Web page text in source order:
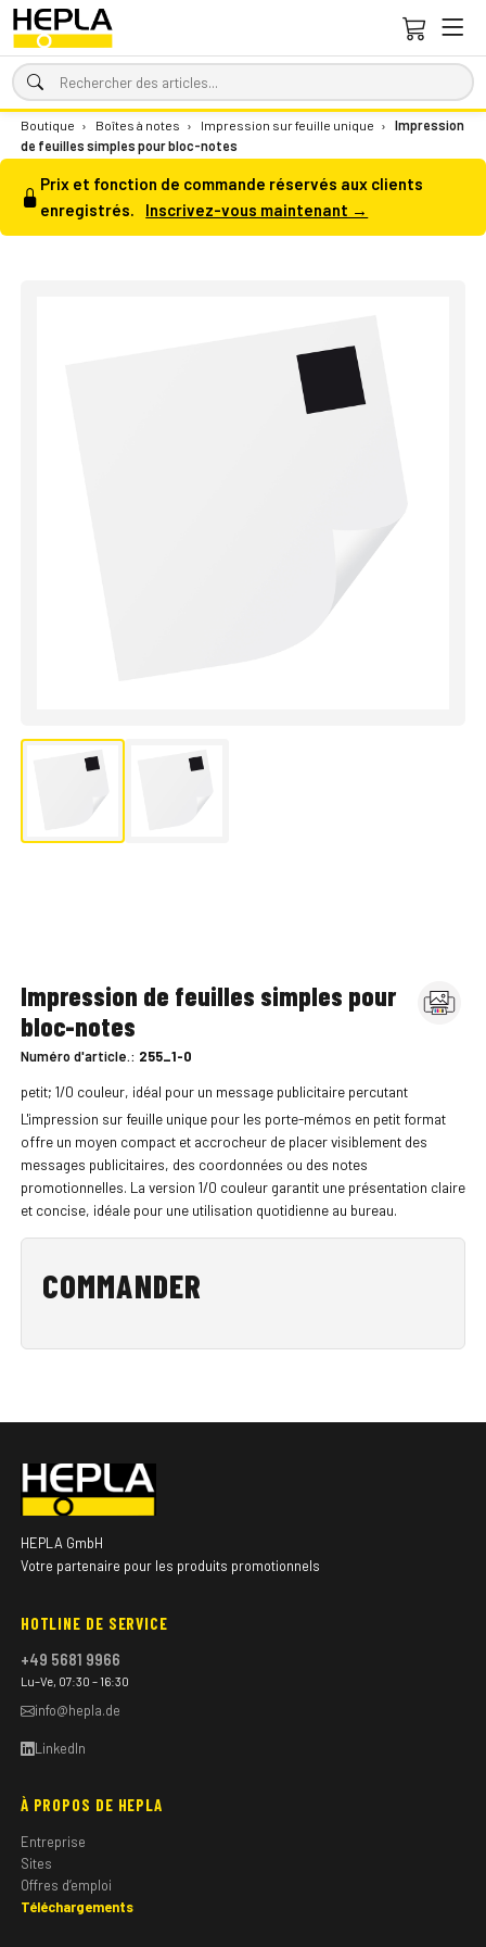
Boutique › Boîtes à notes › Impression sur feuille unique ›
Impression
de feuilles simples pour bloc-notes
Prix et fonction de commande réservés aux clients
enregistrés.
Inscrivez-vous maintenant →
Impression de feuilles simples pour
bloc-notes
Numéro d'article.: 255_1-0
petit; 1/0 couleur, idéal pour un message publicitaire percutant
L'impression sur feuille unique pour les porte-mémos en petit format
offre un moyen compact et accrocheur de placer visiblement des
messages publicitaires, des coordonnées ou des notes
promotionnelles. La version 1/0 couleur garantit une présentation claire
et concise, idéale pour une utilisation quotidienne au bureau.
COMMANDER
HEPLA GmbH
Votre partenaire pour les produits promotionnels
HOTLINE DE SERVICE
+49 5681 9966
Lu–Ve, 07:30 – 16:30
info@hepla.de
LinkedIn
À PROPOS DE HEPLA
Entreprise
Sites
Offres d’emploi
Téléchargements